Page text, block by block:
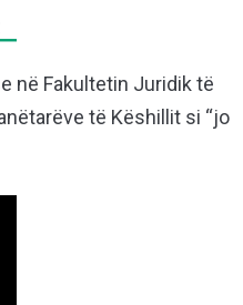
në Fakultetin Juridik të
të Këshillit si “jo